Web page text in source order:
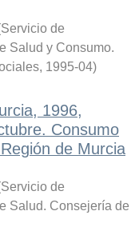
Servicio de
Salud y Consumo.
, 1995-04)
1996,
Consumo
de Murcia
Servicio de
Salud. Consejería de